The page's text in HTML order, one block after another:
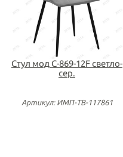
Стул мод C-869-12F светло-
сер.
Артикул: ИМП-ТВ-117861